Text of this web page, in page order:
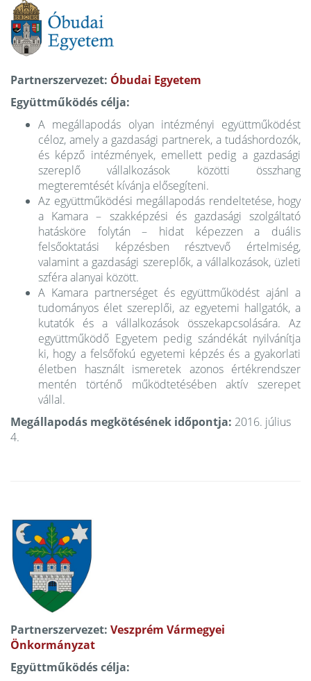
Partnerszervezet: Óbudai Egyetem
Együttműködés célja:
A megállapodás olyan intézményi együttműködést
céloz, amely a gazdasági partnerek, a tudáshordozók,
és képző intézmények, emellett pedig a gazdasági
szereplő vállalkozások közötti összhang
megteremtését kívánja elősegíteni.
Az együttműködési megállapodás rendeltetése, hogy
a Kamara – szakképzési és gazdasági szolgáltató
hatásköre folytán – hidat képezzen a duális
felsőoktatási képzésben résztvevő értelmiség,
valamint a gazdasági szereplők, a vállalkozások, üzleti
szféra alanyai között.
A Kamara partnerséget és együttműködést ajánl a
tudományos élet szereplői, az egyetemi hallgatók, a
kutatók és a vállalkozások összekapcsolására. Az
együttműködő Egyetem pedig szándékát nyilvánítja
ki, hogy a felsőfokú egyetemi képzés és a gyakorlati
életben használt ismeretek azonos értékrendszer
mentén történő működtetésében aktív szerepet
vállal.
Megállapodás megkötésének időpontja: 2016. július
4.
Partnerszervezet: Veszprém Vármegyei
Önkormányzat
Együttműködés célja: